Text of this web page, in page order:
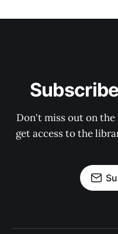
Don't miss out on
get access to the